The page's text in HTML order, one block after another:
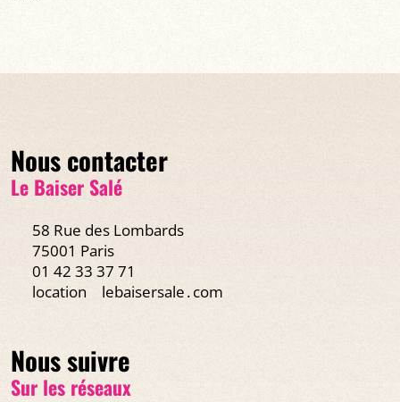
Nous contacter
Le Baiser Salé
58 Rue des Lombards
75001 Paris
01 42 33 37 71
location
lebaisersale․com
Nous suivre
Sur les réseaux